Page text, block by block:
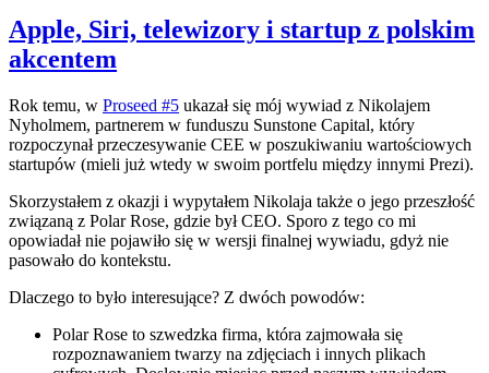
Apple, Siri, telewizory i startup z polskim
akcentem
Rok temu, w Proseed #5 ukazał się mój wywiad z Nikolajem
Nyholmem, partnerem w funduszu Sunstone Capital, który
rozpoczynał przeczesywanie CEE w poszukiwaniu wartościowych
startupów (mieli już wtedy w swoim portfelu między innymi Prezi).
Skorzystałem z okazji i wypytałem Nikolaja także o jego przeszłość
związaną z Polar Rose, gdzie był CEO. Sporo z tego co mi
opowiadał nie pojawiło się w wersji finalnej wywiadu, gdyż nie
pasowało do kontekstu.
Dlaczego to było interesujące? Z dwóch powodów:
Polar Rose to szwedzka firma, która zajmowała się
rozpoznawaniem twarzy na zdjęciach i innych plikach